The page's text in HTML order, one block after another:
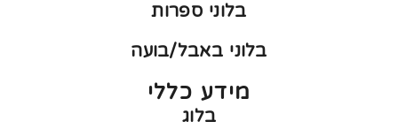
בלוני ספרות
בלוני באבל/בועה
מידע כללי
בלוג